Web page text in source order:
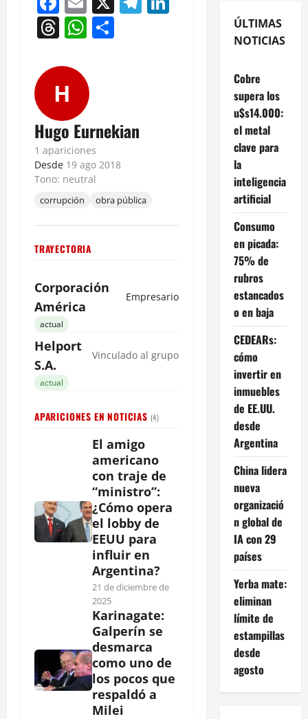
Threads
WhatsApp
H
Hugo Eurnekian
1 apariciones
Desde 19 ago 2018
Tono: neutral
corrupción obra pública
TRAYECTORIA
Corporación
América
Empresario
actual
Helport
S.A.
Vinculado al grupo
actual
APARICIONES EN NOTICIAS (4)
El amigo
americano
con traje de
“ministro”:
¿Cómo opera
el lobby de
EEUU para
influir en
Argentina?
21 de diciembre de
2025
Karinagate:
Galperín se
desmarca
como uno de
los pocos que
respaldó a
Milei
ÚLTIMAS
NOTICIAS
Cobre
supera los
u$s14.000:
el metal
clave para
la
inteligencia
artificial
Consumo
en picada:
75% de
rubros
estancados
o en baja
CEDEARs:
cómo
invertir en
inmuebles
de EE.UU.
desde
Argentina
China lidera
nueva
organizació
n global de
IA con 29
países
Yerba mate:
eliminan
límite de
estampillas
desde
agosto